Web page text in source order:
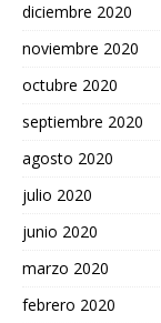
diciembre 2020
noviembre 2020
octubre 2020
septiembre 2020
agosto 2020
julio 2020
junio 2020
marzo 2020
febrero 2020